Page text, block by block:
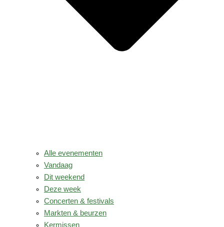
Alle evenementen
Vandaag
Dit weekend
Deze week
Concerten & festivals
Markten & beurzen
Kermissen